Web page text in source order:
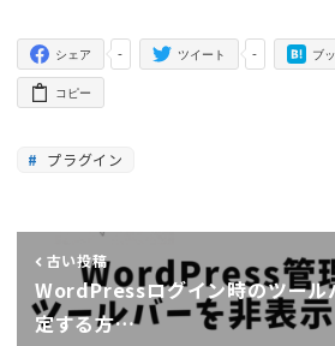
-
シェア -
ツイート ブ
コピー
プラグイン
古い投稿
WordPressログイン時のツール
定する方…